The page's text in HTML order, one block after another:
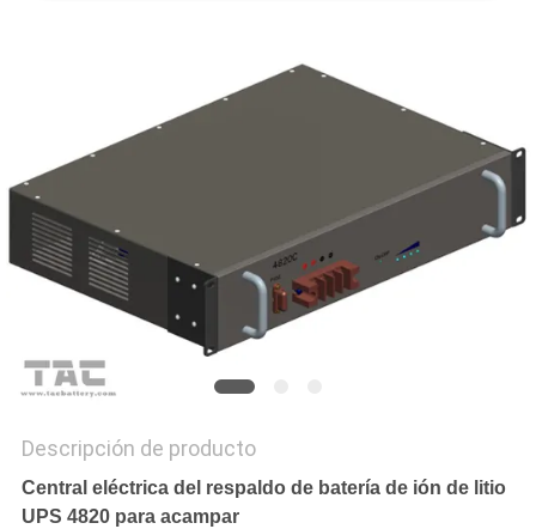
CITA
MAPA
DEL
POLICY
Descripción de producto
Central eléctrica del respaldo de batería de ión de litio
UPS 4820 para acampar